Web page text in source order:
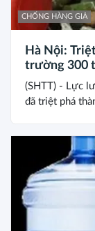
CHỐNG HÀNG GIẢ
Hà Nội:
trường 300
(SHTT) - Lực
đã triệt phá